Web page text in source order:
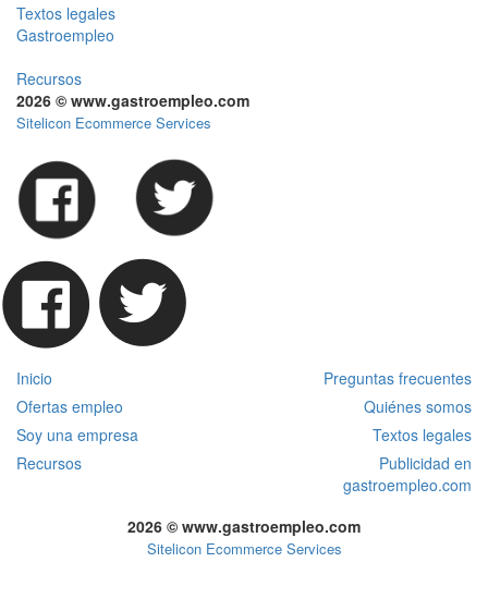
Textos legales
Gastroempleo
Recursos
2026 © www.gastroempleo.com
Sitelicon Ecommerce Services
Inicio
Preguntas frecuentes
Ofertas empleo
Quiénes somos
Soy una empresa
Textos legales
Recursos
Publicidad en
gastroempleo.com
2026 © www.gastroempleo.com
Sitelicon Ecommerce Services